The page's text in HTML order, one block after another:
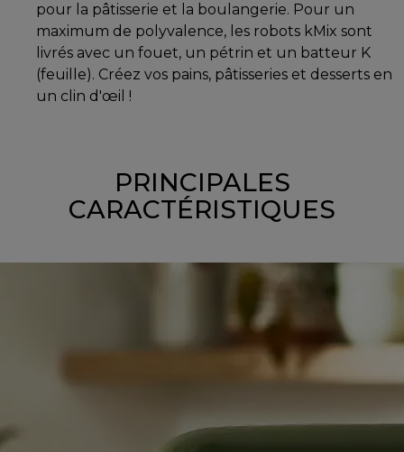
pour la pâtisserie et la boulangerie. Pour un
maximum de polyvalence, les robots kMix sont
livrés avec un fouet, un pétrin et un batteur K
(feuille). Créez vos pains, pâtisseries et desserts en
un clin d'œil !
PRINCIPALES
CARACTÉRISTIQUES